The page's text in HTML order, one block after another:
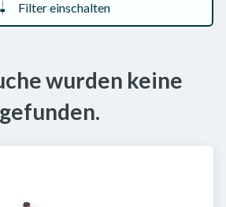
Filter einschalten
wurden keine